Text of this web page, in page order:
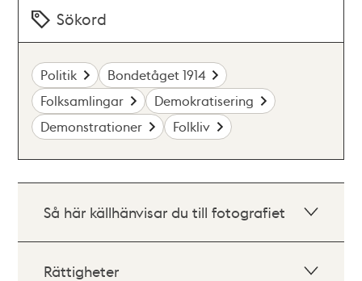
Sökord
Politik
Bondetåget 1914
Folksamlingar
Demokratisering
Demonstrationer
Folkliv
Så här källhänvisar du till fotografiet
Rättigheter